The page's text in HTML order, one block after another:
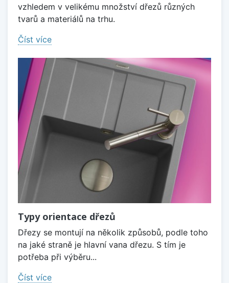
vzhledem v velikému množství dřezů různých
tvarů a materiálů na trhu.
Číst více
Typy orientace dřezů
Dřezy se montují na několik způsobů, podle toho
na jaké straně je hlavní vana dřezu. S tím je
potřeba při výběru...
Číst více